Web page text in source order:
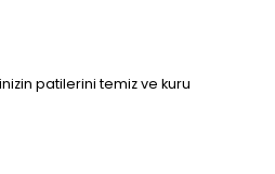
patilerini temiz ve kuru